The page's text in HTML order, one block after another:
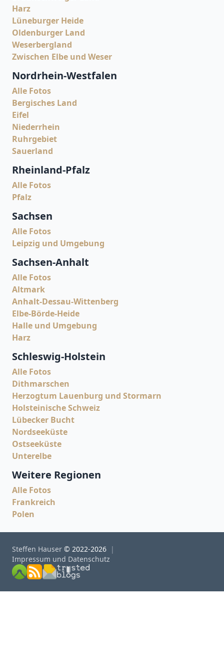
Harz
Lüneburger Heide
Oldenburger Land
Weserbergland
Zwischen Elbe und Weser
Nordrhein-Westfalen
Alle Fotos
Bergisches Land
Eifel
Niederrhein
Ruhrgebiet
Sauerland
Rheinland-Pfalz
Alle Fotos
Pfalz
Sachsen
Alle Fotos
Leipzig und Umgebung
Sachsen-Anhalt
Alle Fotos
Altmark
Anhalt-Dessau-Wittenberg
Elbe-Börde-Heide
Halle und Umgebung
Harz
Schleswig-Holstein
Alle Fotos
Dithmarschen
Herzogtum Lauenburg und Stormarn
Holsteinische Schweiz
Lübecker Bucht
Nordseeküste
Ostseeküste
Unterelbe
Weitere Regionen
Alle Fotos
Frankreich
Polen
Steffen Hauser © 2022-2026
Impressum und Datenschutz